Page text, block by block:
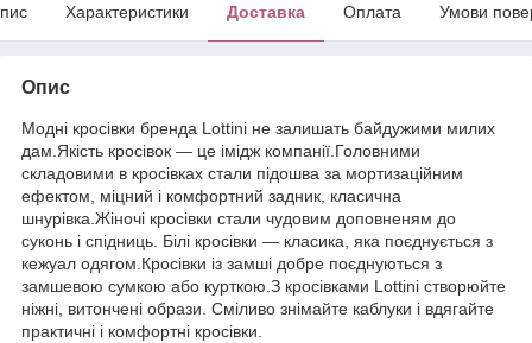
Характеристики Доставка Оплата Умови
Опис
Модні кросівки бренда Lottini не залишать байдужими милих
дам.Якість кросівок — це імідж компанії.Головними
складовими в кросівках стали підошва за мортизаційним
ефектом, міцний і комфортний задник, класична
шнурівка.Жіночі кросівки стали чудовим доповненям до
суконь і спідниць. Білі кросівки — класика, яка поєднується з
кежуал одягом.Кросівки із замші добре поєднуються з
замшевою сумкою або курткою.З кросівками Lottini створюйте
ніжні, витончені образи. Сміливо знімайте каблуки і вдягайте
практичні і комфортні кросівки.